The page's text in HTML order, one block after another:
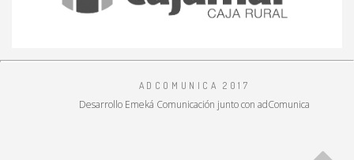
ADCOMUNICA 2017
Desarrollo Emeká Comunicación junto con adComunica